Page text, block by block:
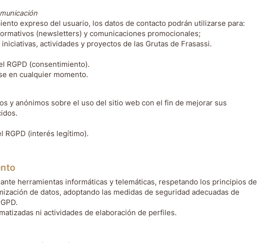
expreso del usuario, los datos de contacto podrán utilizarse para:
(newsletters) y comunicaciones promocionales;
actividades y proyectos de las Grutas de Frasassi.
RGPD (consentimiento).
en cualquier momento.
y anónimos sobre el uso del sitio web con el fin de mejorar sus
RGPD (interés legítimo).
herramientas informáticas y telemáticas, respetando los principios de
de datos, adoptando las medidas de seguridad adecuadas de
ni actividades de elaboración de perfiles.